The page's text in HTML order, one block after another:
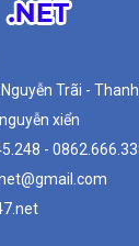
Trãi -
xiển
-